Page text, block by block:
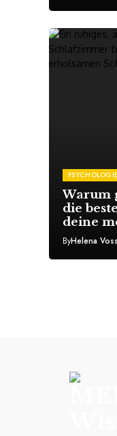
PSYCHOLOGIE
Warum
die
deine
und
ByHelena Voss